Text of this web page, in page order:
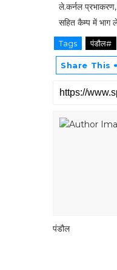
ले.कर्नल
सहित कैम्प में भाग
Tags पंडौल#
Share This
पंडौल